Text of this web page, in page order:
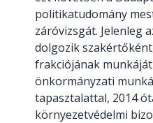
politikatudomány
záróvizsgát. Jelenleg
dolgozik
frakciójának
önkormányzati
tapasztalattal, 2014
környezetvédelmi